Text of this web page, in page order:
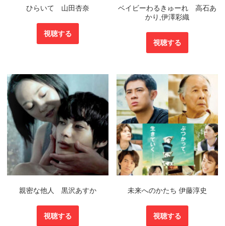
ひらいて 山田杏奈
視聴する
ベイビーわるきゅーれ 高石あ
かり,伊澤彩織
視聴する
親密な他人 黒沢あすか
視聴する
未来へのかたち 伊藤淳史
視聴する